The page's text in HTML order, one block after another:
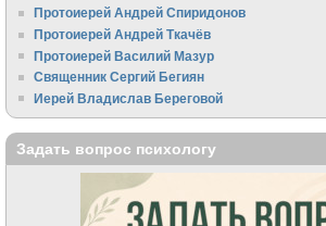
Протоиерей Андрей Спиридонов
Протоиерей Андрей Ткачёв
Протоиерей Василий Мазур
Священник Сергий Бегиян
Иерей Владислав Береговой
Задать вопрос психологу